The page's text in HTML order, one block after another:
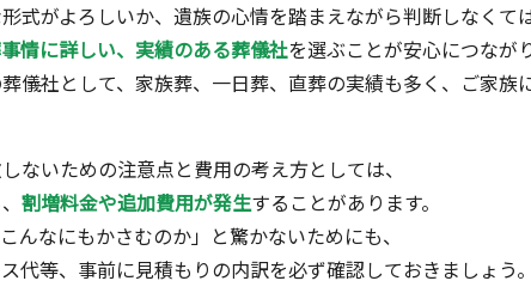
式がよろしいか、遺族の心情を踏まえながら判断しなくて
情に詳しい、実績のある葬儀社を選ぶことが安心につなが
儀社として、家族葬、一日葬、直葬の実績も多く、ご家族
ないための注意点と費用の考え方としては、
割増料金や追加費用が発生することがあります。
んなにもかさむのか」と驚かないためにも、
代等、事前に見積もりの内訳を必ず確認しておきましょう。